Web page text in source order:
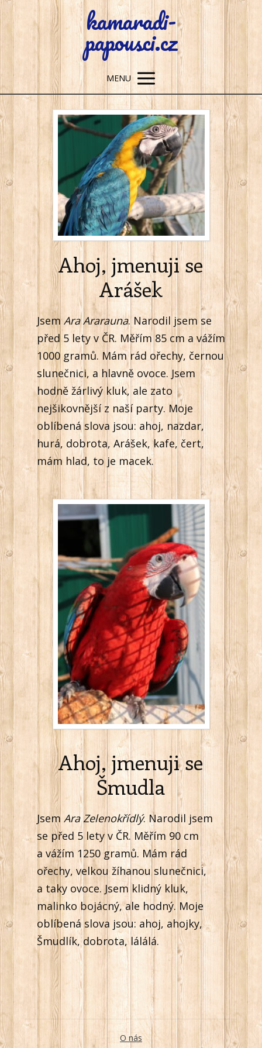
kamaradi-
papousci.cz
MENU
Ahoj, jmenuji se
Arášek
JsemAra Ararauna. Narodil jsem se
před 5 lety v ČR. Měřím 85 cm a vážím
1000 gramů. Mám rád ořechy, černou
slunečnici, a hlavně ovoce. Jsem
hodně žárlivý kluk, ale zato
nejšikovnější z naší party. Moje
oblíbená slova jsou: ahoj, nazdar,
hurá, dobrota, Arášek, kafe, čert,
mám hlad, to je macek.
Ahoj, jmenuji se
Šmudla
Jsem Ara Zelenokřídlý. Narodil jsem
se před 5 lety v ČR. Měřím 90 cm
a vážím 1250 gramů. Mám rád
ořechy, velkou žíhanou slunečnici,
a taky ovoce. Jsem klidný kluk,
malinko bojácný, ale hodný. Moje
oblíbená slova jsou: ahoj, ahojky,
Šmudlík, dobrota, lálálá.
O nás